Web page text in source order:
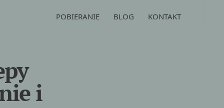
POBIERANIE BLOG KONTAKT
i